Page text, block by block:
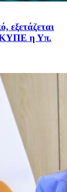
εξετάζεται
ΚΥΠΕ η Υπ.